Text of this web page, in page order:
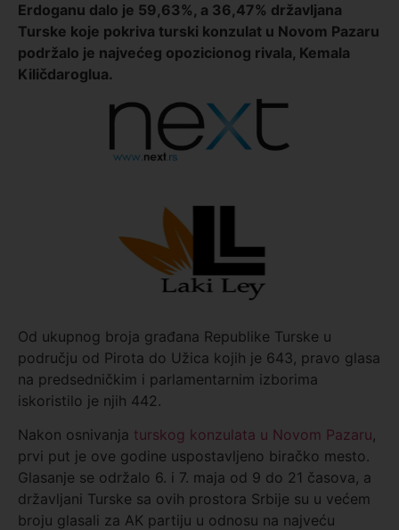
Erdoganu dalo je 59,63%, a 36,47% državljana
Turske koje pokriva turski konzulat u Novom Pazaru
podržalo je najvećeg opozicionog rivala, Kemala
Kiličdaroglua.
Od ukupnog broja građana Republike Turske u
području od Pirota do Užica kojih je 643, pravo glasa
na predsedničkim i parlamentarnim izborima
iskoristilo je njih 442.
Nakon osnivanja turskog konzulata u Novom Pazaru,
prvi put je ove godine uspostavljeno biračko mesto.
Glasanje se održalo 6. i 7. maja od 9 do 21 časova, a
državljani Turske sa ovih prostora Srbije su u većem
broju glasali za AK partiju u odnosu na najveću